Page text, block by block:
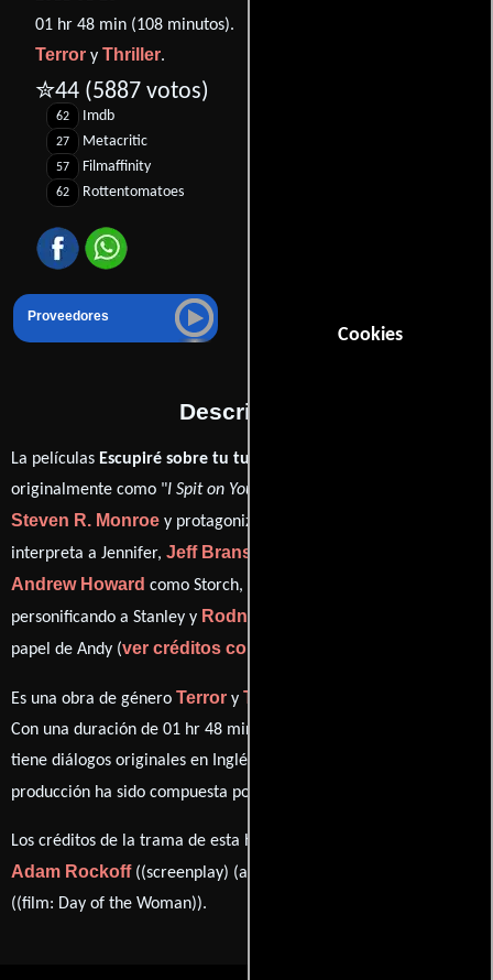
Cookies
01 hr 48 min (108 minutos).
Terror y Thriller.
✮44 (5887 votos)
62 Imdb
27 Metacritic
57 Filmaffinity
62 Rottentomatoes
Proveedores
Descripción
La películas Escupiré sobre tu tumba
originalmente como "I Spit on Your Grave
Steven R. Monroe y protagonizada por
interpreta a Jennifer, Jeff Branson
Andrew Howard como Storch,
personificando a Stanley y Rodney Eastman
papel de Andy (ver créditos completos
Es una obra de género Terror y Thriller
Con una duración de 01 hr 48 min (108 minutos), esta película
tiene diálogos originales en Inglés
producción ha sido compuesta por
Los créditos de la trama de esta historia están divididos entre
Adam Rockoff((screenplay) (as Stuart Morse)) y
((film: Day of the Woman)).